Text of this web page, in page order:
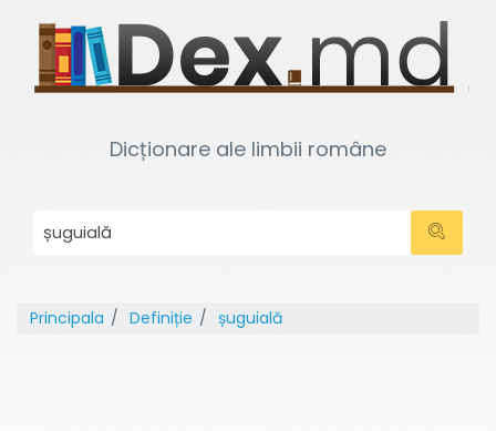
Dicționare ale limbii române
Principala Definiție șuguială